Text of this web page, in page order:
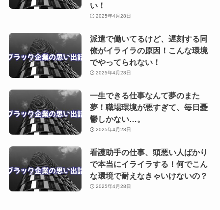
い！
2025年4月28日
派遣で働いてるけど、遅刻する同
僚がイライラの原因！こんな環境
でやってられない！
2025年4月28日
一生できる仕事なんて夢のまた
夢！職場環境が悪すぎて、毎日憂
鬱しかない…。
2025年4月28日
看護助手の仕事、頭悪い人ばかり
で本当にイライラする！何でこん
な環境で耐えなきゃいけないの？
2025年4月28日